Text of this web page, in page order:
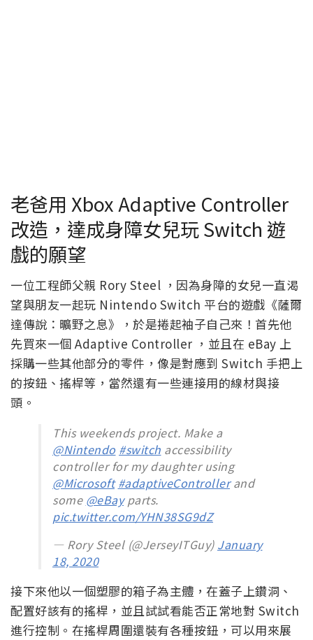
老爸用 Xbox Adaptive Controller
改造，達成身障女兒玩 Switch 遊
戲的願望
一位工程師父親 Rory Steel ，因為身障的女兒一直渴
望與朋友一起玩 Nintendo Switch 平台的遊戲《薩爾
達傳說：曠野之息》，於是捲起袖子自己來！首先他
先買來一個 Adaptive Controller ，並且在 eBay 上
採購一些其他部分的零件，像是對應到 Switch 手把上
的按鈕、搖桿等，當然還有一些連接用的線材與接
頭。
This weekends project. Make a
@Nintendo #switch accessibility
controller for my daughter using
@Microsoft #adaptiveControllerand
some @eBayparts.
pic.twitter.com/YHN38SG9dZ
— Rory Steel (@JerseyITGuy) January
18, 2020
接下來他以一個塑膠的箱子為主體，在蓋子上鑽洞、
配置好該有的搖桿，並且試試看能否正常地對 Switch
進行控制。在搖桿周圍還裝有各種按鈕，可以用來展